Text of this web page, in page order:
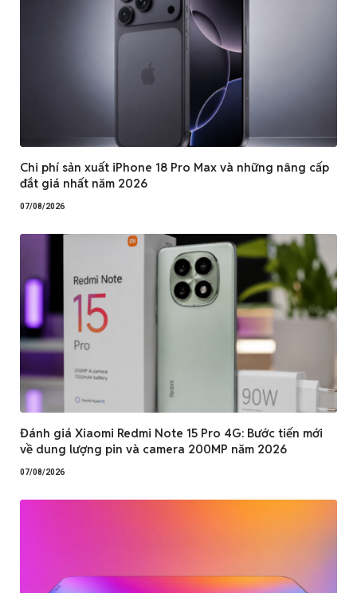
Chi phí sản xuất iPhone 18 Pro Max và những nâng cấp
đắt giá nhất năm 2026
07/08/2026
Đánh giá Xiaomi Redmi Note 15 Pro 4G: Bước tiến mới
về dung lượng pin và camera 200MP năm 2026
07/08/2026